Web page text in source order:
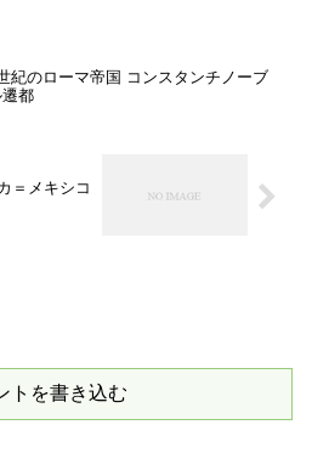
紀のローマ帝国 コンスタンチノーブ
遷都
＝メキシコ
トを書き込む